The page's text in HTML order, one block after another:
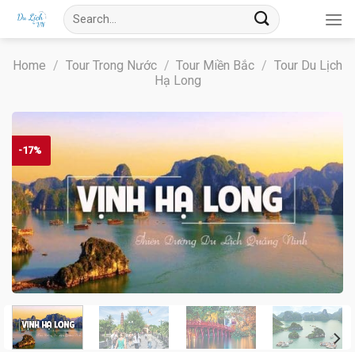
Skip
Search
for:
Home / Tour Trong Nước / Tour Miền Bắc / Tour Du Lịch
Hạ Long
-17%